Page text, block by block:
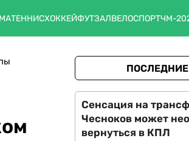
ТЕННИСХОККЕЙФУТЗАЛВЕЛОСПОРТЧМ-
Сенсация на
Чесноков может
вернуться в КПЛ